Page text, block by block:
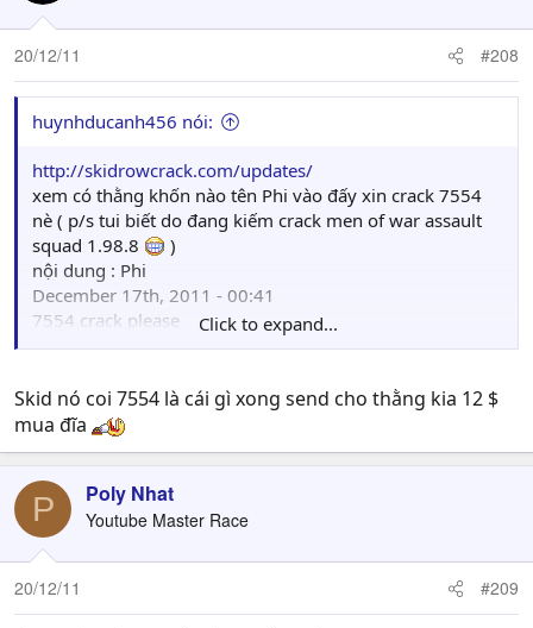
20/12/11 #208
huynhducanh456 nói:
http://skidrowcrack.com/updates/
xem có thằng khốn nào tên Phi vào đấy xin crack 7554
nè ( p/s tui biết do đang kiếm crack men of war assault
squad 1.98.8
)
nội dung : Phi
December 17th, 2011 - 00:41
7554 crack please
( REPLY )
Click to expand...
Skid nó coi 7554 là cái gì xong send cho thằng kia 12 $
mua đĩa
P Poly Nhat
Youtube Master Race
20/12/11 #209